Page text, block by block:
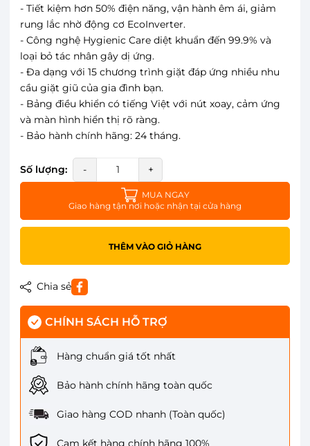
- Tiết kiệm hơn 50% điện năng, vận hành êm ái, giảm
rung lắc nhờ động cơ EcoInverter.
- Công nghệ Hygienic Care diệt khuẩn đến 99.9% và
loại bỏ tác nhân gây dị ứng.
- Đa dạng với 15 chương trình giặt đáp ứng nhiều nhu
cầu giặt giũ của gia đình bạn.
- Bảng điều khiển có tiếng Việt với nút xoay, cảm ứng
và màn hình hiển thị rõ ràng.
- Bảo hành chính hãng: 24 tháng.
Số lượng: - +
MUA NGAY
Giao hàng tận nơi hoặc nhận tại cửa hàng
THÊM VÀO GIỎ HÀNG
Chia sẻ
CHÍNH SÁCH HỖ TRỢ
Hàng chuẩn giá tốt nhất
Bảo hành chính hãng toàn quốc
Giao hàng COD nhanh (Toàn quốc)
Cam kết hàng chính hãng 100%